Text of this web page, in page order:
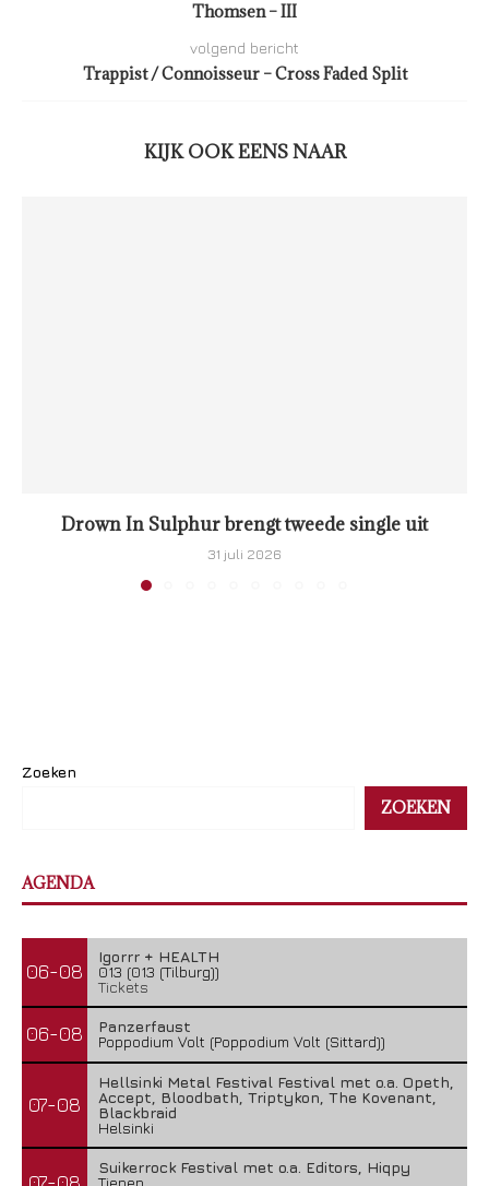
Thomsen – III
volgend bericht
Trappist / Connoisseur – Cross Faded Split
KIJK OOK EENS NAAR
Drown In Sulphur brengt tweede single uit
31 juli 2026
Zoeken
ZOEKEN
AGENDA
06-08
Igorrr + HEALTH
013 (013 (Tilburg))
Tickets
06-08
Panzerfaust
Poppodium Volt (Poppodium Volt (Sittard))
07-08
Hellsinki Metal Festival Festival met o.a. Opeth,
Accept, Bloodbath, Triptykon, The Kovenant,
Blackbraid
Helsinki
Suikerrock Festival met o.a. Editors, Hiqpy